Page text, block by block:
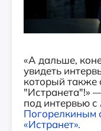
«А дальше,
увидеть
который также
"Истранета"!»
под интервью с
Погорелкиным
«Истранет».